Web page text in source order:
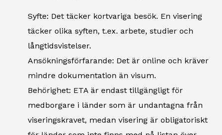
Syfte: Det täcker kortvariga besök. En visering
täcker olika syften, t.ex. arbete, studier och
långtidsvistelser.
Ansökningsförfarande: Det är online och kräver
mindre dokumentation än visum.
Behörighet: ETA är endast tillgängligt för
medborgare i länder som är undantagna från
viseringskravet, medan visering är obligatoriskt